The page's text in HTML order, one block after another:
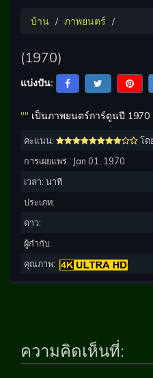
บ้าน ภาพยนตร์
(1970)
แบ่งปัน:
"" เป็นภาพยนตร์การ์ตูนปี
คะแนน:
โด
การเผยแพร่ : Jan 01, 1970
เวลา: นาที
ประเภท:
ดาว:
ผู้กำกับ:
คุณภาพ:
ความคิดเห็นที่: